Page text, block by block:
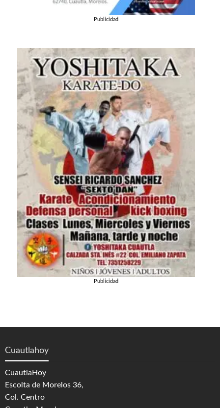
Publicidad
Publicidad
Cuautlahoy
CuautlaHoy
Escolta de Morelos 36,
Col. Centro